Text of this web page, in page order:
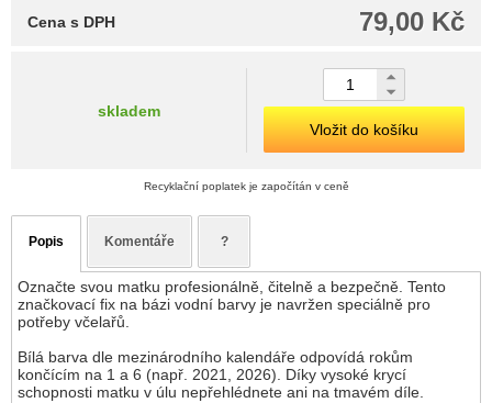
79,00 Kč
Cena s DPH
skladem
Vložit do košíku
Recyklační poplatek je započítán v ceně
Popis Komentáře ?
Označte svou matku profesionálně, čitelně a bezpečně. Tento
značkovací fix na bázi vodní barvy je navržen speciálně pro
potřeby včelařů.
Bílá barva dle mezinárodního kalendáře odpovídá rokům
končícím na 1 a 6 (např. 2021, 2026). Díky vysoké krycí
schopnosti matku v úlu nepřehlédnete ani na tmavém díle.